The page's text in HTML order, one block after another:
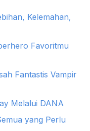
Kelemahan,
Favoritmu
Fantastis Vampir
Melalui DANA
yang Perlu